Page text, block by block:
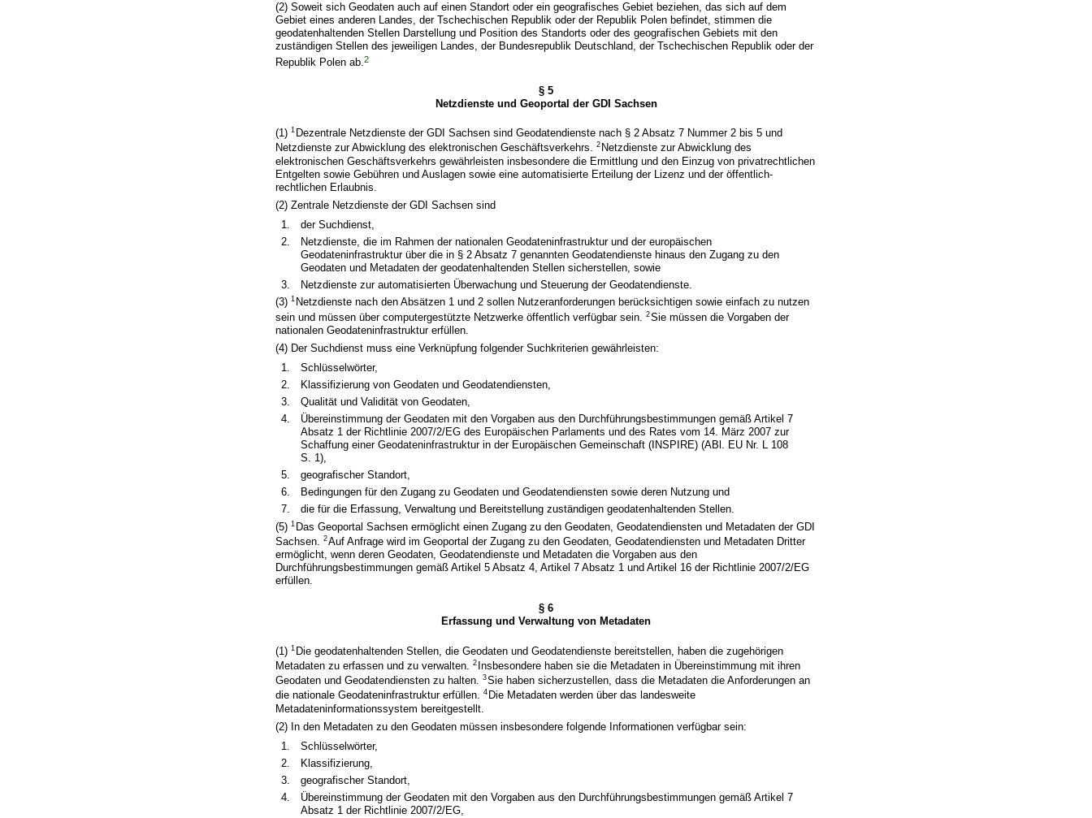
(2) Soweit sich Geodaten auch auf einen Standort oder ein geografisches Gebiet beziehen, das sich auf dem
Gebiet eines anderen Landes, der Tschechischen Republik oder der Republik Polen befindet, stimmen die
geodatenhaltenden Stellen Darstellung und Position des Standorts oder des geografischen Gebiets mit den
zuständigen Stellen des jeweiligen Landes, der Bundesrepublik Deutschland, der Tschechischen Republik oder der
Republik Polen ab.2
§ 5
Netzdienste und Geoportal der GDI Sachsen
(1)1 Dezentrale Netzdienste der GDI Sachsen sind Geodatendienste nach § 2 Absatz 7 Nummer 2 bis 5 und
Netzdienste zur Abwicklung des elektronischen Geschäftsverkehrs.2 Netzdienste zur Abwicklung des
elektronischen Geschäftsverkehrs gewährleisten insbesondere die Ermittlung und den Einzug von privatrechtlichen
Entgelten sowie Gebühren und Auslagen sowie eine automatisierte Erteilung der Lizenz und der öffentlich-
rechtlichen Erlaubnis.
(2) Zentrale Netzdienste der GDI Sachsen sind
1.
der Suchdienst,
2.
Netzdienste, die im Rahmen der nationalen Geodateninfrastruktur und der europäischen
Geodateninfrastruktur über die in § 2 Absatz 7 genannten Geodatendienste hinaus den Zugang zu den
Geodaten und Metadaten der geodatenhaltenden Stellen sicherstellen, sowie
3.
Netzdienste zur automatisierten Überwachung und Steuerung der Geodatendienste.
(3)1 Netzdienste nach den Absätzen 1 und 2 sollen Nutzeranforderungen berücksichtigen sowie einfach zu nutzen
sein und müssen über computergestützte Netzwerke öffentlich verfügbar sein.2Sie müssen die Vorgaben der
nationalen Geodateninfrastruktur erfüllen.
(4) Der Suchdienst muss eine Verknüpfung folgender Suchkriterien gewährleisten:
1.
Schlüsselwörter,
2.
Klassifizierung von Geodaten und Geodatendiensten,
3.
Qualität und Validität von Geodaten,
4.
Übereinstimmung der Geodaten mit den Vorgaben aus den Durchführungsbestimmungen gemäß Artikel 7
Absatz 1 der Richtlinie 2007/2/EG des Europäischen Parlaments und des Rates vom 14. März 2007 zur
Schaffung einer Geodateninfrastruktur in der Europäischen Gemeinschaft (INSPIRE) (ABl. EU Nr. L 108
S. 1),
5.
geografischer Standort,
6.
Bedingungen für den Zugang zu Geodaten und Geodatendiensten sowie deren Nutzung und
7.
die für die Erfassung, Verwaltung und Bereitstellung zuständigen geodatenhaltenden Stellen.
(5)1 Das Geoportal Sachsen ermöglicht einen Zugang zu den Geodaten, Geodatendiensten und Metadaten der GDI
Sachsen.2Auf Anfrage wird im Geoportal der Zugang zu den Geodaten, Geodatendiensten und Metadaten Dritter
ermöglicht, wenn deren Geodaten, Geodatendienste und Metadaten die Vorgaben aus den
Durchführungsbestimmungen gemäß Artikel 5 Absatz 4, Artikel 7 Absatz 1 und Artikel 16 der Richtlinie 2007/2/EG
erfüllen.
§ 6
Erfassung und Verwaltung von Metadaten
(1)1 Die geodatenhaltenden Stellen, die Geodaten und Geodatendienste bereitstellen, haben die zugehörigen
Metadaten zu erfassen und zu verwalten.2 Insbesondere haben sie die Metadaten in Übereinstimmung mit ihren
Geodaten und Geodatendiensten zu halten.3Sie haben sicherzustellen, dass die Metadaten die Anforderungen an
die nationale Geodateninfrastruktur erfüllen.4 Die Metadaten werden über das landesweite
Metadateninformationssystem bereitgestellt.
(2) In den Metadaten zu den Geodaten müssen insbesondere folgende Informationen verfügbar sein:
1.
Schlüsselwörter,
2.
Klassifizierung,
3.
geografischer Standort,
4.
Übereinstimmung der Geodaten mit den Vorgaben aus den Durchführungsbestimmungen gemäß Artikel 7
Absatz 1 der Richtlinie 2007/2/EG,